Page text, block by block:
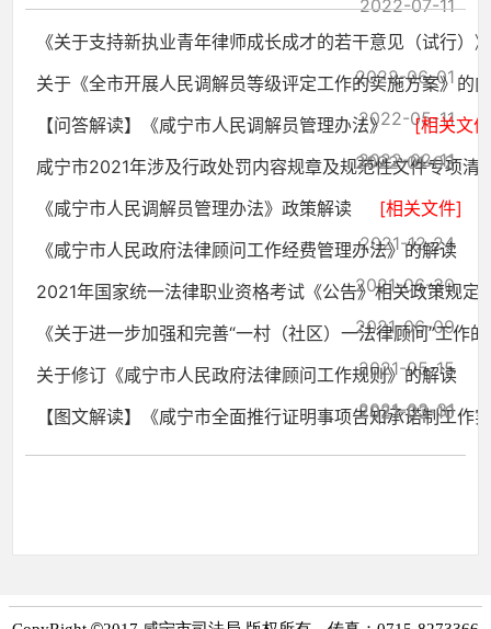
2022-07-11
《关于支持新执业青年律师成长成才的若干意见（试行）
2022-06-01
关于《全市开展人民调解员等级评定工作的实施方案》的
2022-05-11
【问答解读】《咸宁市人民调解员管理办法》
[相关文
2022-02-11
咸宁市2021年涉及行政处罚内容规章及规范性文件专项清
2022-01-02
《咸宁市人民调解员管理办法》政策解读
[相关文件]
2021-12-24
《咸宁市人民政府法律顾问工作经费管理办法》的解读
2021-06-30
2021年国家统一法律职业资格考试《公告》相关政策规定
2021-06-09
《关于进一步加强和完善“一村（社区）一法律顾问”工作
2021-05-15
关于修订《咸宁市人民政府法律顾问工作规则》的解读
2021-03-31
【图文解读】《咸宁市全面推行证明事项告知承诺制工作
2021-03-10